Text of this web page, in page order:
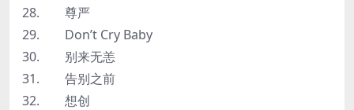
28. 尊严
29. Don’t Cry Baby
30. 别来无恙
31. 告别之前
32. 想创